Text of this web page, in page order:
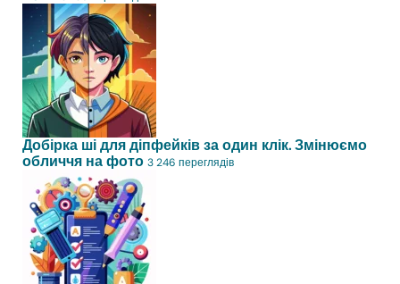
Добірка ші для діпфейків за один клік. Змінюємо
обличчя на фото 3 246 переглядів